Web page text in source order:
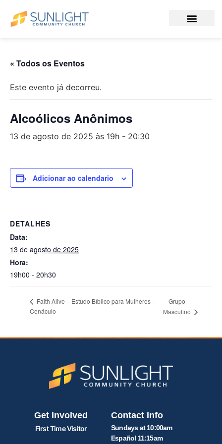
« Todos os Eventos
Este evento já decorreu.
Alcoólicos Anônimos
13 de agosto de 2025 às 19h - 20:30
Adicionar ao calendario
DETALHES
Data:
13 de agosto de 2025
Hora:
19h00 - 20h30
Faith Alive – Estudo Bíblico para Mulheres –
Cenáculo
Grupo
Masculino
Get Involved
First Time Visitor
Contact Info
Sundays at 10:00am
Español 11:15am